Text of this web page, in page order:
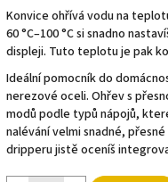
Konvice ohřívá vodu na
60 °C–100 °C si snadno
displeji. Tuto teplotu je pak
Ideální pomocník do
nerezové oceli. Ohřev s
modů podle typů nápojů,
nalévání velmi snadné,
dripperu jistě oceníš